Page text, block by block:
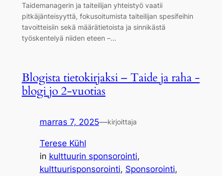
Taidemanagerin ja taiteilijan yhteistyö vaatii
pitkäjänteisyyttä, fokusoitumista taiteilijan spesifeihin
tavoitteisiin sekä määrätietoista ja sinnikästä
työskentelyä niiden eteen –…
Blogista tietokirjaksi – Taide ja raha -
blogi jo 2-vuotias
marras 7, 2025—kirjoittaja
Terese Kühl
in kulttuurin sponsorointi
kulttuurisponsorointi, Sponsorointi